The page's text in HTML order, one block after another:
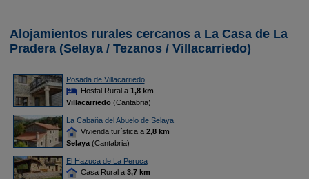
Alojamientos rurales cercanos a La Casa de La
Pradera (Selaya / Tezanos / Villacarriedo)
Posada de Villacarriedo
Hostal Rural a 1,8 km
Villacarriedo(Cantabria)
La Cabaña del Abuelo de Selaya
Vivienda turística a 2,8 km
Selaya(Cantabria)
El Hazuca de La Peruca
Casa Rural a 3,7 km